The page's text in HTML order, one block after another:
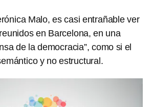
Malo, es casi entrañable ver
en Barcelona, en una
de la democracia”, como si el
y no estructural.